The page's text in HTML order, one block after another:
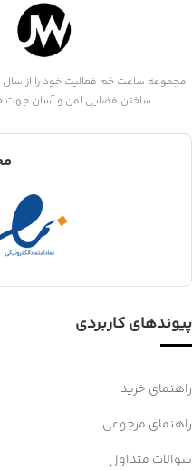
ساختن فضایی امن و آسان جهت
پیوندهای کاربردی
راهنمای خرید
راهنمای مرجوعی
سوالات متداول